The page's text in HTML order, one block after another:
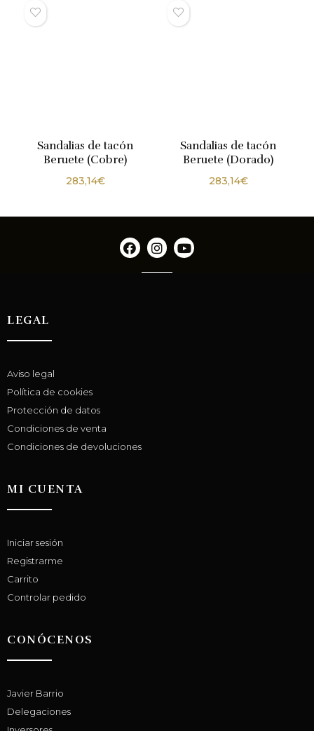
Sandalias de tacón
Beruete (Cobre)
283,14€
Sandalias de tacón
Beruete (Dorado)
283,14€
LEGAL
Aviso legal
Política de cookies
Protección de datos
Condiciones de venta
Condiciones de devoluciones
MI CUENTA
Iniciar sesión
Registrarme
Carrito
Controlar pedido
CONÓCENOS
Javier Barrio
Delegaciones